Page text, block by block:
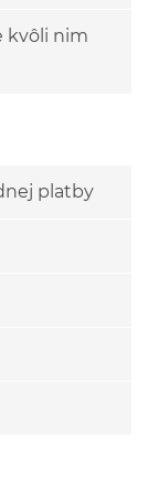
kvôli nim
platby